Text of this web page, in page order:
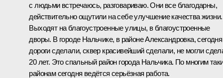
с людьми встречаюсь, разговариваю. Они все благодарны,
действительно ощутили на себе улучшение качества жизни.
Выходят на благоустроенные улицы, в благоустроенные
дворы. В городе Нальчике, в районе Александровка, сегодня
дороги сделали, сквер красивейший сделали, не могли
20 лет. Это спальный район города Нальчика. По многим
районам сегодня ведётся серьёзная работа.